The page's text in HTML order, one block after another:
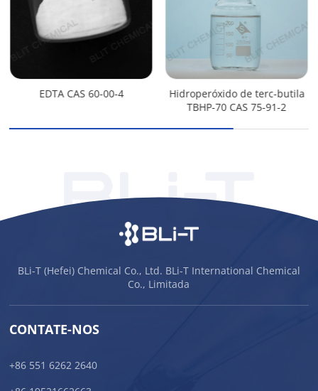
EDTA CAS 60-00-4
Hidroperóxido de terc-butila
TBHP-70 CAS 75-91-2
BLi-T (Hefei) Chemical Co., Ltd. BLi-T International Chemical
Co., Limitada
CONTATE-NOS
+86 551 6262 2640